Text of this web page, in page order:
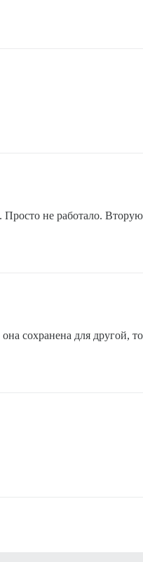
не работало. Вторую
сохранена для другой,